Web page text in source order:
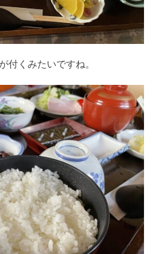
付くみたいですね。